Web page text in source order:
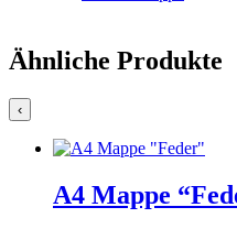
Ähnliche Produkte
‹
A4 Mappe